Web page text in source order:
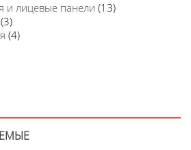
и лицевые панели (13)
(3)
(4)